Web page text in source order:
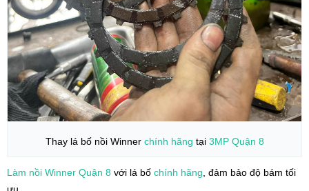
Thay lá bố nồi Winner chính hãng tại 3MP Quận 8
Làm nồi Winner Quận 8 với lá bố chính hãng , đảm bảo độ bám tối